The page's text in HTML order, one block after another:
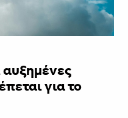
για το